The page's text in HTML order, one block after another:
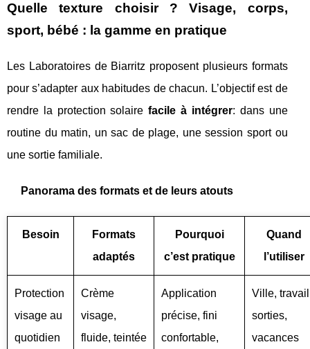
Quelle texture choisir ? Visage, corps,
sport, bébé : la gamme en pratique
Les Laboratoires de Biarritz proposent plusieurs formats
pour s’adapter aux habitudes de chacun. L’objectif est de
rendre la protection solairefacile à intégrer: dans une
routine du matin, un sac de plage, une session sport ou
une sortie familiale.
Panorama des formats et de leurs atouts
Besoin
Formats
adaptés
Pourquoi
c’est pratique
Quand
l’utiliser
Protection
visage au
quotidien
Crème
visage,
fluide, teintée
Application
précise, fini
confortable,
Ville,
sorties,
vacances